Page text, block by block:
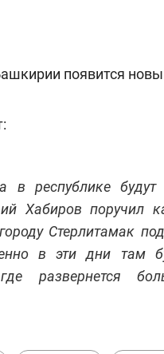
появится
в республике
Хабиров поручил
Стерлитамак
в эти дни там
развернется